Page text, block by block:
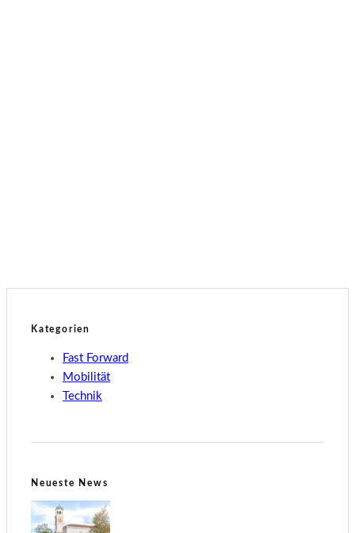
Kategorien
Fast Forward
Mobilität
Technik
Neueste News